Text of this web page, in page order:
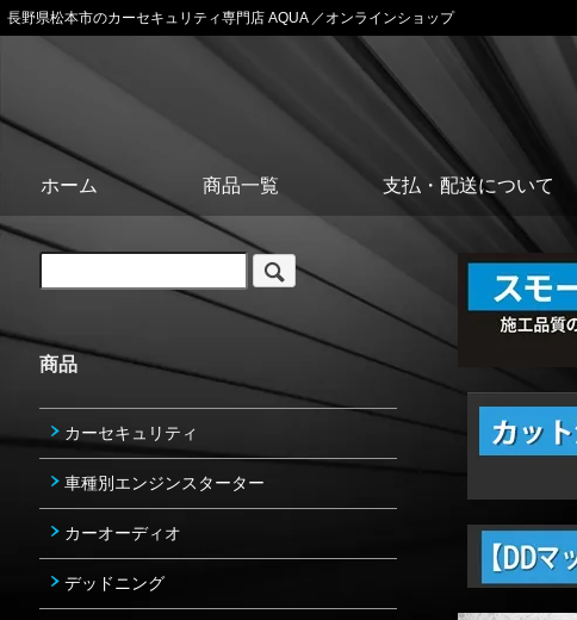
長野県松本市のカーセキュリティ専門店 AQUA ／オンラインショップ
ホーム 商品一覧 支払・配送について
商品
カーセキュリティ
車種別エンジンスターター
カーオーディオ
デッドニング